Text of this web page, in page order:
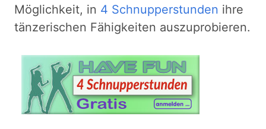
Möglichkeit, in 4 Schnupperstunden ihre
tänzerischen Fähigkeiten auszuprobieren.